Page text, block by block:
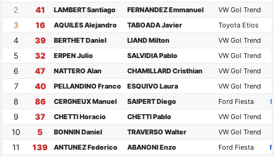
2 41 LAMBERT Santiago FERNANDEZ Emmanuel VW Gol Trend
3 16 AQUILES Alejandro TABOADA Javier Toyota Etios
4 39 BERTHET Daniel LIAND Milton VW Gol Trend
5 32 ERPEN Julio SALVIDIA Pablo VW Gol Trend
6 47 NATTERO Alan CHAMILLARD Cristhian VW Gol Trend
7 40 PELLANDINO Franco ESQUIVO Laura VW Gol Trend
8 86 CERGNEUX Manuel SAIPERT Diego Ford Fiesta
9 37 CHETTI Horacio CHETTI Pablo VW Gol Trend
10 5 BONNIN Daniel TRAVERSO Walter VW Gol Trend
11 139 ANTUNEZ Federico ABANONI Enzo Ford Fiesta